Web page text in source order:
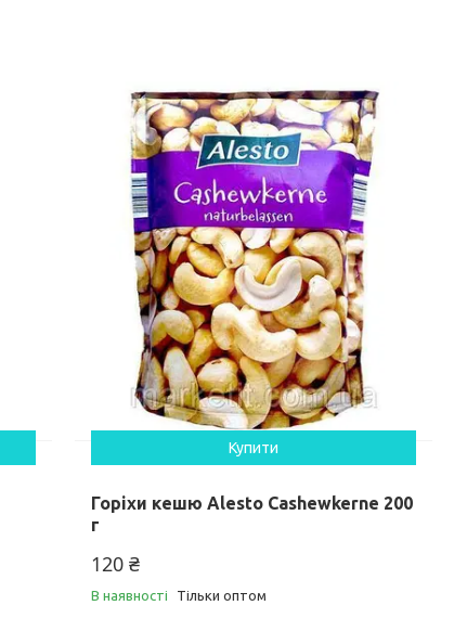
Купити
Горіхи кешю Alesto Cashewkerne 200
г
120 ₴
В наявності Тільки оптом